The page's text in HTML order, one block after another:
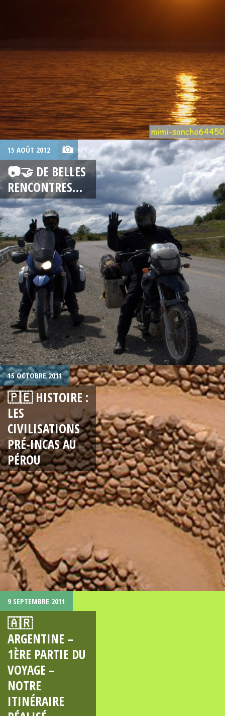
15 AOÛT 2012
📷🤝 DE BELLES
RENCONTRES…
15 OCTOBRE 2011
🇵🇪 HISTOIRE :
LES
CIVILISATIONS
PRÉ-INCAS AU
PÉROU
9 SEPTEMBRE 2011
🇦🇷
ARGENTINE –
1ÈRE PARTIE DU
VOYAGE –
NOTRE
ITINÉRAIRE